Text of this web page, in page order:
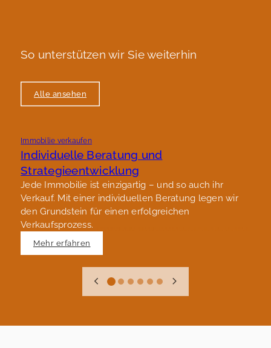
So unterstützen wir Sie weiterhin
Alle ansehen
Immobilie verkaufen
Individuelle Beratung und
Strategieentwicklung
Jede Immobilie ist einzigartig – und so auch ihr
Verkauf. Mit einer individuellen Beratung legen wir
den Grundstein für einen erfolgreichen
Verkaufsprozess.
Mehr erfahren